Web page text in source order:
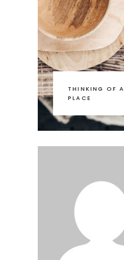
THINKING OF A
PLACE